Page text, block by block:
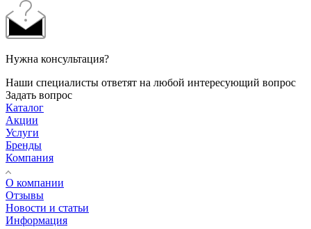
Нужна консультация?
Наши специалисты ответят на любой интересующий вопрос
Задать вопрос
Каталог
Акции
Услуги
Бренды
Компания
О компании
Отзывы
Новости и статьи
Информация